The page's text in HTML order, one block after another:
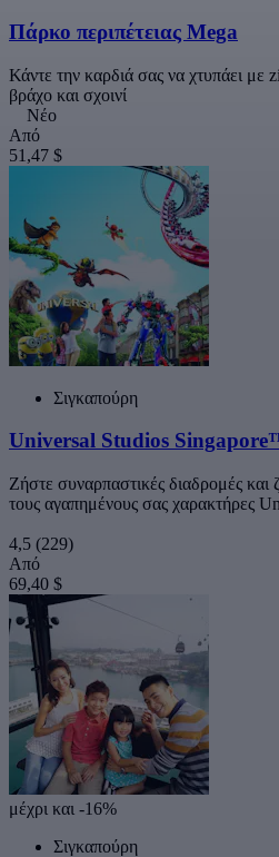
Πάρκο περιπέτειας Mega
Κάντε την καρδιά σας να χτυπάει με
βράχο και σχοινί
Νέο
Από
51,47 $
Σιγκαπούρη
Universal Studios
Ζήστε συναρπαστικές διαδρομές και
τους αγαπημένους σας χαρακτήρες
4,5 (229)
Από
69,40 $
μέχρι και -16%
Σιγκαπούρη